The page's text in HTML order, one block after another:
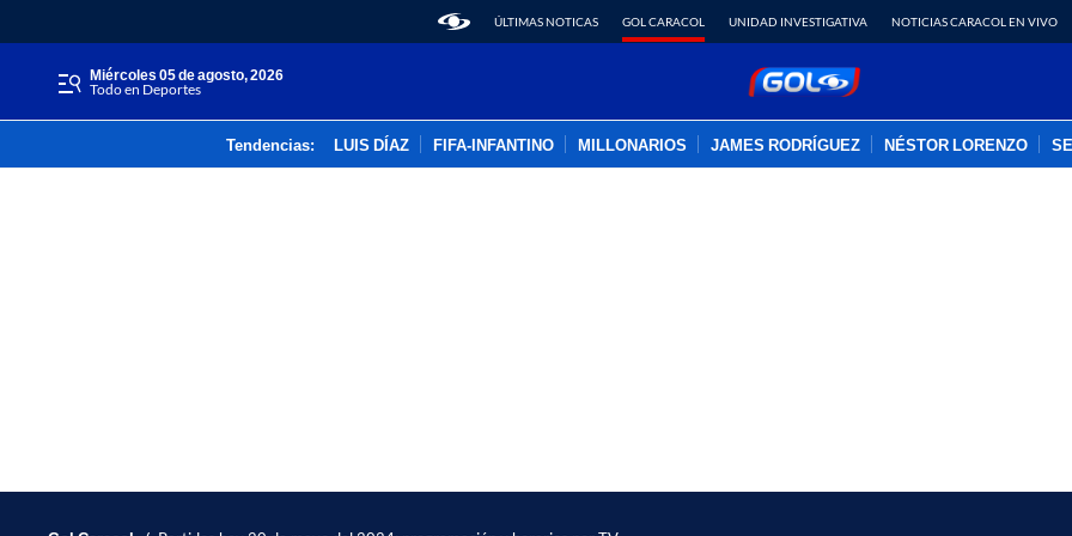
ÚLTIMAS NOTICAS GOL CARACOL UNIDAD INVESTIGATIVA NOTICIAS CARACOL EN VIVO
miércoles 05 de agosto, 2026
Todo en Deportes
Tendencias: LUIS DÍAZ FIFA-INFANTINO MILLONARIOS JAMES RODRÍGUEZ NÉSTOR LORENZO